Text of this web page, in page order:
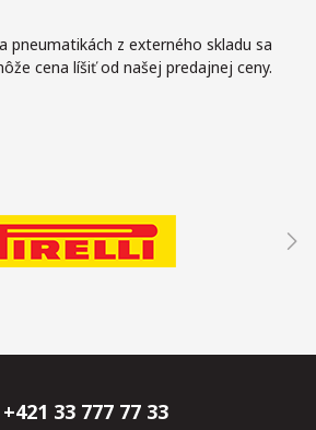
pneumatikách z externého skladu sa
cena líšiť od našej predajnej ceny.
+421 33 777 77 33